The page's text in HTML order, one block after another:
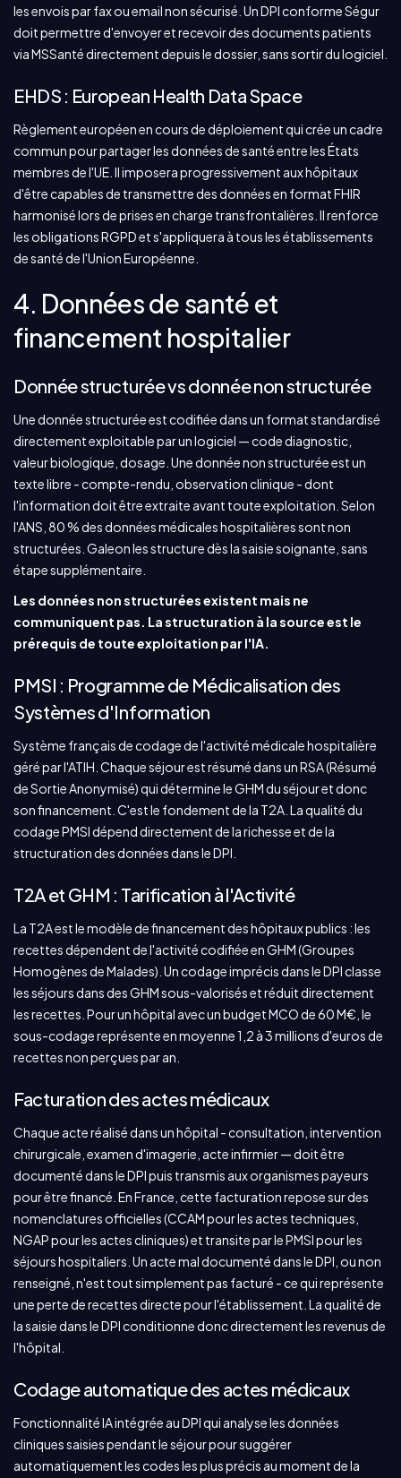
les envois par fax ou email non sécurisé. Un DPI conforme Ségur
doit permettre d'envoyer et recevoir des documents patients
via MSSanté directement depuis le dossier, sans sortir du logiciel.
EHDS : European Health Data Space
Règlement européen en cours de déploiement qui crée un cadre
commun pour partager les données de santé entre les États
membres de l'UE. Il imposera progressivement aux hôpitaux
d'être capables de transmettre des données en format FHIR
harmonisé lors de prises en charge transfrontalières. Il renforce
les obligations RGPD et s'appliquera à tous les établissements
de santé de l'Union Européenne.
4. Données de santé et
financement hospitalier
Donnée structurée vs donnée non structurée
Une donnée structurée est codifiée dans un format standardisé
directement exploitable par un logiciel — code diagnostic,
valeur biologique, dosage. Une donnée non structurée est un
texte libre - compte-rendu, observation clinique - dont
l'information doit être extraite avant toute exploitation. Selon
l'ANS, 80 % des données médicales hospitalières sont non
structurées. Galeon les structure dès la saisie soignante, sans
étape supplémentaire.
Les données non structurées existent mais ne
communiquent pas. La structuration à la source est le
prérequis de toute exploitation par l'IA.
PMSI : Programme de Médicalisation des
Systèmes d'Information
Système français de codage de l'activité médicale hospitalière
géré par l'ATIH. Chaque séjour est résumé dans un RSA (Résumé
de Sortie Anonymisé) qui détermine le GHM du séjour et donc
son financement. C'est le fondement de la T2A. La qualité du
codage PMSI dépend directement de la richesse et de la
structuration des données dans le DPI.
T2A et GHM : Tarification à l'Activité
La T2A est le modèle de financement des hôpitaux publics : les
recettes dépendent de l'activité codifiée en GHM (Groupes
Homogènes de Malades). Un codage imprécis dans le DPI classe
les séjours dans des GHM sous-valorisés et réduit directement
les recettes. Pour un hôpital avec un budget MCO de 60 M€, le
sous-codage représente en moyenne 1,2 à 3 millions d'euros de
recettes non perçues par an.
Facturation des actes médicaux
Chaque acte réalisé dans un hôpital - consultation, intervention
chirurgicale, examen d'imagerie, acte infirmier — doit être
documenté dans le DPI puis transmis aux organismes payeurs
pour être financé. En France, cette facturation repose sur des
nomenclatures officielles (CCAM pour les actes techniques,
NGAP pour les actes cliniques) et transite par le PMSI pour les
séjours hospitaliers. Un acte mal documenté dans le DPI, ou non
renseigné, n'est tout simplement pas facturé - ce qui représente
une perte de recettes directe pour l'établissement. La qualité de
la saisie dans le DPI conditionne donc directement les revenus de
l'hôpital.
Codage automatique des actes médicaux
Fonctionnalité IA intégrée au DPI qui analyse les données
cliniques saisies pendant le séjour pour suggérer
automatiquement les codes les plus précis au moment de la